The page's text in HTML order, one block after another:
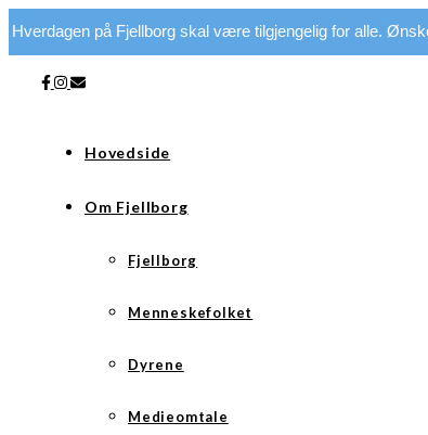
Hverdagen på Fjellborg skal være tilgjengelig for alle.
Hovedside
Om Fjellborg
Fjellborg
Menneskefolket
Dyrene
Medieomtale